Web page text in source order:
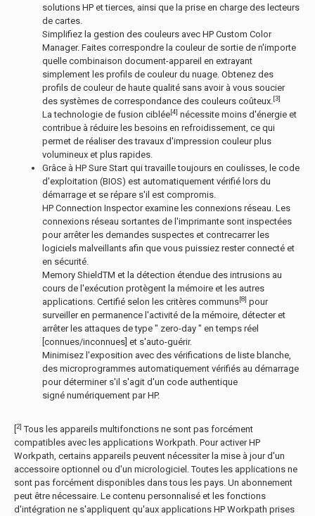
solutions HP et tierces, ainsi que la prise en charge des lecteurs
de cartes.
Simplifiez la gestion des couleurs avec HP Custom Color
Manager. Faites correspondre la couleur de sortie de n'importe
quelle combinaison document-appareil en extrayant
simplement les profils de couleur du nuage. Obtenez des
profils de couleur de haute qualité sans avoir à vous soucier
des systèmes de correspondance des couleurs coûteux.[3]
La technologie de fusion ciblée[4] nécessite moins d'énergie et
contribue à réduire les besoins en refroidissement, ce qui
permet de réaliser des travaux d'impression couleur plus
volumineux et plus rapides.
Grâce à HP Sure Start qui travaille toujours en coulisses, le code
d'exploitation (BIOS) est automatiquement vérifié lors du
démarrage et se répare s'il est compromis.
HP Connection Inspector examine les connexions réseau. Les
connexions réseau sortantes de l'imprimante sont inspectées
pour arrêter les demandes suspectes et contrecarrer les
logiciels malveillants afin que vous puissiez rester connecté et
en sécurité.
Memory ShieldTM et la détection étendue des intrusions au
cours de l'exécution protègent la mémoire et les autres
applications. Certifié selon les critères communs[8] pour
surveiller en permanence l'activité de la mémoire, détecter et
arrêter les attaques de type " zero-day " en temps réel
[connues/inconnues] et s'auto-guérir.
Minimisez l'exposition avec des vérifications de liste blanche,
des microprogrammes automatiquement vérifiés au démarrage
pour déterminer s'il s'agit d'un code authentique
signé numériquement par HP.
2] Tous les appareils multifonctions ne sont pas forcément
compatibles avec les applications Workpath. Pour activer HP
Workpath, certains appareils peuvent nécessiter la mise à jour d'un
accessoire optionnel ou d'un micrologiciel. Toutes les applications ne
sont pas forcément disponibles dans tous les pays. Un abonnement
peut être nécessaire. Le contenu personnalisé et les fonctions
d'intégration ne s'appliquent qu'aux applications HP Workpath prises